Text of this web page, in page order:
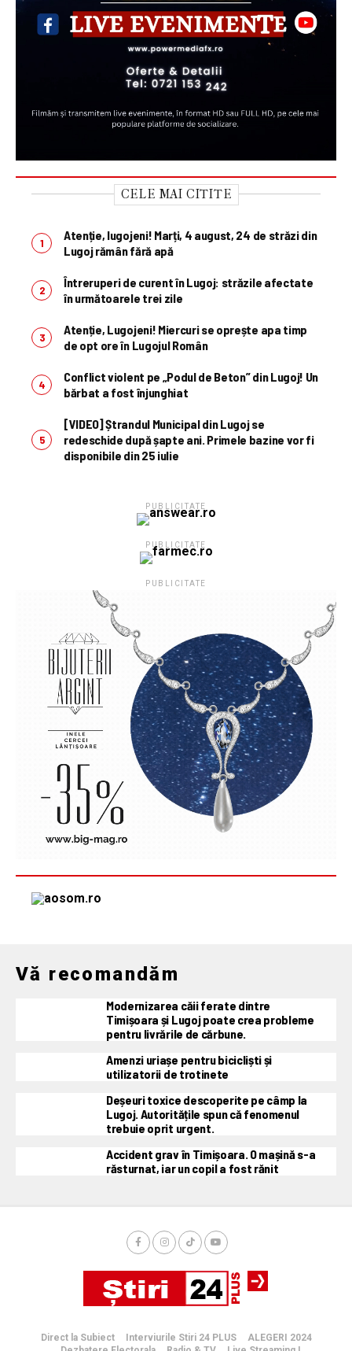
CELE MAI CITITE
Atenție, lugojeni! Marți, 4 august, 24 de străzi din
Lugoj rămân fără apă
Întreruperi de curent în Lugoj: străzile afectate
în următoarele trei zile
Atenție, Lugojeni! Miercuri se oprește apa timp
de opt ore în Lugojul Român
Conflict violent pe „Podul de Beton” din Lugoj! Un
bărbat a fost înjunghiat
[VIDEO] Ștrandul Municipal din Lugoj se
redeschide după șapte ani. Primele bazine vor fi
disponibile din 25 iulie
PUBLICITATE
PUBLICITATE
PUBLICITATE
Vă recomandăm
Modernizarea căii ferate dintre
Timișoara și Lugoj poate crea probleme
pentru livrările de cărbune.
Amenzi uriașe pentru bicicliști și
utilizatorii de trotinete
Deșeuri toxice descoperite pe câmp la
Lugoj. Autoritățile spun că fenomenul
trebuie oprit urgent.
Accident grav în Timișoara. O mașină s-a
răsturnat, iar un copil a fost rănit
Direct la Subiect Interviurile Stiri 24 PLUS
ALEGERI 2024